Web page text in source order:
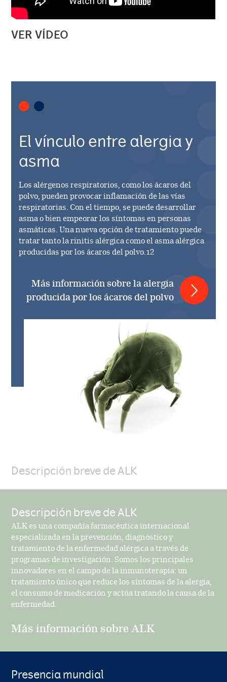
VER VÍDEO
El vínculo entre alergia y
asma
Los alérgenos respiratorios, como los ácaros del
polvo, pueden provocar inflamación de las vías
respiratorias. Con el tiempo, se puede desarrollar
asma o bien empeorar los síntomas en personas
asmáticas. Una nueva opción de tratamiento puede
tratar tanto la rinitis alérgica como el asma alérgica
producidas por los ácaros del polvo.12
Más información sobre la alergia
producida por los ácaros del polvo
Descripción breve de ALK
Descripción breve de ALK
ALK es una compañía farmacéutica internacional
especializada en la prevención, diagnóstico y
tratamiento de la enfermedad alérgica a través de
programas de investigación. Somos los principales
innovadores en el campo de la inmunoterapia: un
tratamiento único que reduce los síntomas de la alergia,
el consumo de medicación y actúa tratando la causa de la
enfermedad.
Más información sobre ALK
Presencia mundial